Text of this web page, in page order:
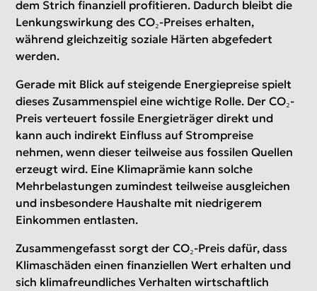
dem Strich finanziell profitieren. Dadurch bleibt die
Lenkungswirkung des CO₂-Preises erhalten,
während gleichzeitig soziale Härten abgefedert
werden.
Gerade mit Blick auf steigende Energiepreise spielt
dieses Zusammenspiel eine wichtige Rolle. Der CO₂-
Preis verteuert fossile Energieträger direkt und
kann auch indirekt Einfluss auf Strompreise
nehmen, wenn dieser teilweise aus fossilen Quellen
erzeugt wird. Eine Klimaprämie kann solche
Mehrbelastungen zumindest teilweise ausgleichen
und insbesondere Haushalte mit niedrigerem
Einkommen entlasten.
Zusammengefasst sorgt der CO₂-Preis dafür, dass
Klimaschäden einen finanziellen Wert erhalten und
sich klimafreundliches Verhalten wirtschaftlich